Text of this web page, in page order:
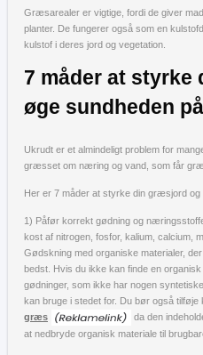
Græsarealer er vigtige, fordi de giver
planter. De fungerer også som en
kulstof i deres jord og vegetation.
7 måder at
øge sundheden
Ukrudt er et almindeligt problem for
græsset om næring og vand, som får
Her er 7 måder at styrke din græsjord
1) Påfør korrekt gødning og
kost af nitrogen, fosfor, kalium, calcium,
Gødskning med organiske materialer,
bedst. Hvis du ikke kan finde en
gødninger, som ikke har nogen
kan bruge i stedet for. Du bør også tilføje
græs
da den
at nedbryde organisk materiale til